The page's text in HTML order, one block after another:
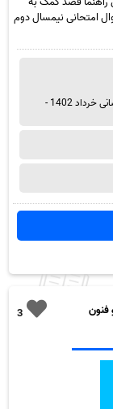
امتحانی نیمسال دوم
نام کتاب: نمونه سوال امتحانی نیمسال دوم علوم و فنون 1 انسانی خرداد 1402 -
3
فنون